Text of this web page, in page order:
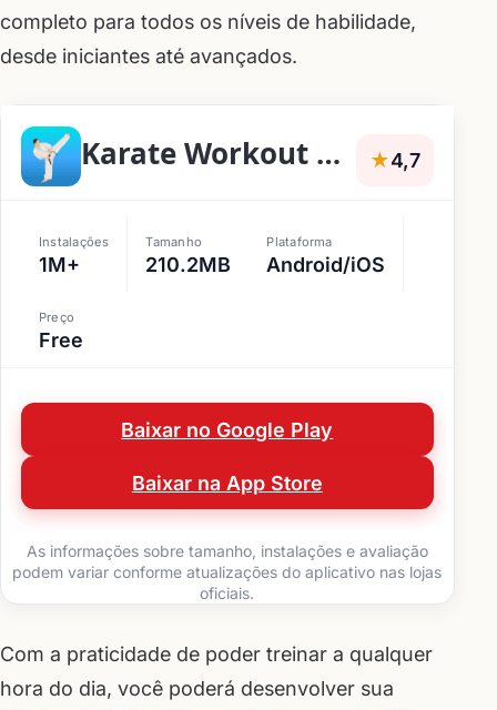
completo para todos os níveis de habilidade,
desde iniciantes até avançados.
Karate Workout At Home ★4,7
Instalações
1M+
Tamanho
210.2MB
Plataforma
Android/iOS
Preço
Free
Baixar no Google Play
Baixar na App Store
As informações sobre tamanho, instalações e avaliação
podem variar conforme atualizações do aplicativo nas lojas
oficiais.
Com a praticidade de poder treinar a qualquer
hora do dia, você poderá desenvolver sua